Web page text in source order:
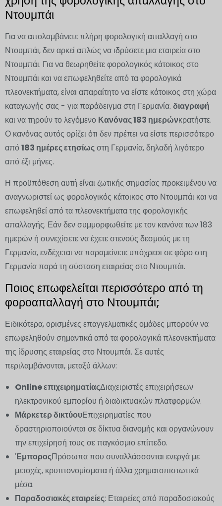
Ντουμπάι
Για να απολαμβάνετε πλήρη φορολογική απαλλαγή στο
Ντουμπάι, δεν αρκεί απλώς να ιδρύσετε μια εταιρεία στο
Ντουμπάι. Για να θεωρηθείτε φορολογικός κάτοικος στο
Ντουμπάι και να επωφεληθείτε από τα φορολογικά
πλεονεκτήματα, είναι απαραίτητο να είστε κάτοικος στη χώρα
καταγωγής σας - για παράδειγμα στη Γερμανία. διαγραφή
και να τηρούν το λεγόμενο Κανόνας 183 ημερώνκρατήστε.
Ο κανόνας αυτός ορίζει ότι δεν πρέπει να είστε περισσότερο
από183 ημέρες ετησίωςστη Γερμανία, δηλαδή λιγότερο
από έξι μήνες.
Η προϋπόθεση αυτή είναι ζωτικής σημασίας προκειμένου να
αναγνωριστεί ως φορολογικός κάτοικος στο Ντουμπάι και να
επωφεληθεί από τα πλεονεκτήματα της φορολογικής
απαλλαγής. Εάν δεν συμμορφωθείτε με τον κανόνα των 183
ημερών ή συνεχίσετε να έχετε στενούς δεσμούς με τη
Γερμανία, ενδέχεται να παραμείνετε υπόχρεοι σε φόρο στη
Γερμανία παρά τη σύσταση εταιρείας στο Ντουμπάι.
Ποιος επωφελείται περισσότερο από τη
φοροαπαλλαγή στο Ντουμπάι;
Ειδικότερα, ορισμένες επαγγελματικές ομάδες μπορούν να
επωφεληθούν σημαντικά από τα φορολογικά πλεονεκτήματα
της ίδρυσης εταιρείας στο Ντουμπάι. Σε αυτές
περιλαμβάνονται, μεταξύ άλλων:
Online επιχειρηματίαςΔιαχειριστές επιχειρήσεων
ηλεκτρονικού εμπορίου ή διαδικτυακών πλατφορμών.
Μάρκετερ δικτύουΕπιχειρηματίες που
δραστηριοποιούνται σε δίκτυα διανομής και οργανώνουν
την επιχείρησή τους σε παγκόσμιο επίπεδο.
ΈμποροςΠρόσωπα που συναλλάσσονται ενεργά με
μετοχές, κρυπτονομίσματα ή άλλα χρηματοπιστωτικά
μέσα.
Παραδοσιακές εταιρείες: Εταιρείες από παραδοσιακούς